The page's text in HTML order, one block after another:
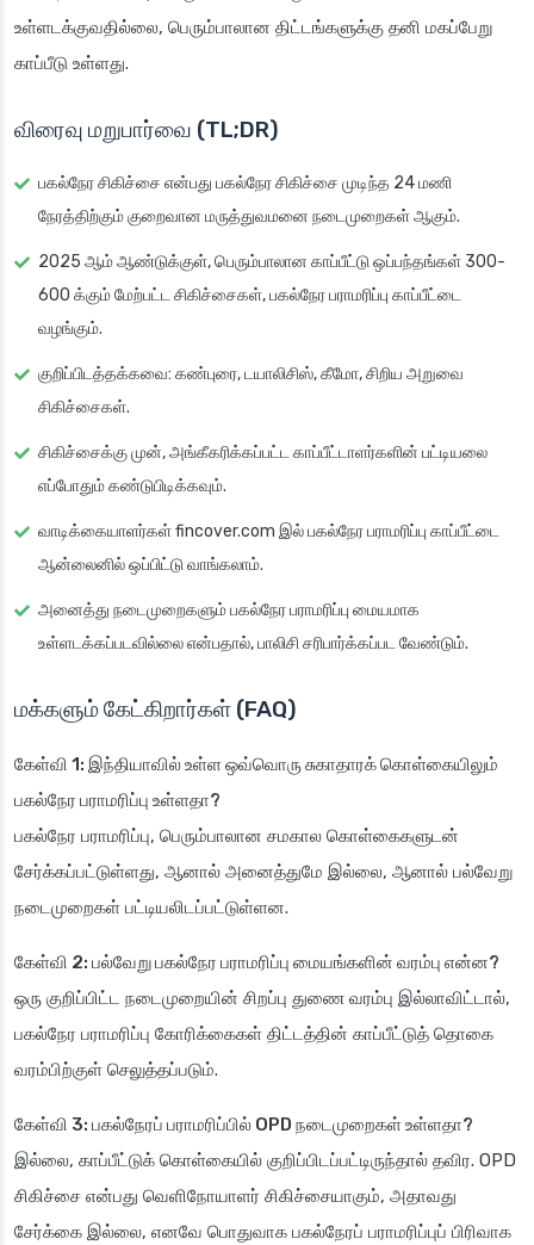
உள்ளடக்குவதில்லை, பெரும்பாலான திட்டங்களுக்கு தனி மகப்பேறு
காப்பீடு உள்ளது.
விரைவு மறுபார்வை (TL;DR)
பகல்நேர சிகிச்சை என்பது பகல்நேர சிகிச்சை முடிந்த 24 மணி
நேரத்திற்கும் குறைவான மருத்துவமனை நடைமுறைகள் ஆகும்.
2025 ஆம் ஆண்டுக்குள், பெரும்பாலான காப்பீட்டு ஒப்பந்தங்கள் 300-
600 க்கும் மேற்பட்ட சிகிச்சைகள், பகல்நேர பராமரிப்பு காப்பீட்டை
வழங்கும்.
குறிப்பிடத்தக்கவை: கண்புரை, டயாலிசிஸ், கீமோ, சிறிய அறுவை
சிகிச்சைகள்.
சிகிச்சைக்கு முன், அங்கீகரிக்கப்பட்ட காப்பீட்டாளர்களின் பட்டியலை
எப்போதும் கண்டுபிடிக்கவும்.
வாடிக்கையாளர்கள் fincover.com இல் பகல்நேர பராமரிப்பு காப்பீட்டை
ஆன்லைனில் ஒப்பிட்டு வாங்கலாம்.
அனைத்து நடைமுறைகளும் பகல்நேர பராமரிப்பு மையமாக
உள்ளடக்கப்படவில்லை என்பதால், பாலிசி சரிபார்க்கப்பட வேண்டும்.
மக்களும் கேட்கிறார்கள் (FAQ)
கேள்வி 1: இந்தியாவில் உள்ள ஒவ்வொரு சுகாதாரக் கொள்கையிலும்
பகல்நேர பராமரிப்பு உள்ளதா?
பகல்நேர பராமரிப்பு, பெரும்பாலான சமகால கொள்கைகளுடன்
சேர்க்கப்பட்டுள்ளது, ஆனால் அனைத்துமே இல்லை, ஆனால் பல்வேறு
நடைமுறைகள் பட்டியலிடப்பட்டுள்ளன.
கேள்வி 2: பல்வேறு பகல்நேர பராமரிப்பு மையங்களின் வரம்பு என்ன?
ஒரு குறிப்பிட்ட நடைமுறையின் சிறப்பு துணை வரம்பு இல்லாவிட்டால்,
பகல்நேர பராமரிப்பு கோரிக்கைகள் திட்டத்தின் காப்பீட்டுத் தொகை
வரம்பிற்குள் செலுத்தப்படும்.
கேள்வி 3: பகல்நேரப் பராமரிப்பில் OPD நடைமுறைகள் உள்ளதா?
இல்லை, காப்பீட்டுக் கொள்கையில் குறிப்பிடப்பட்டிருந்தால் தவிர. OPD
சிகிச்சை என்பது வெளிநோயாளர் சிகிச்சையாகும், அதாவது
சேர்க்கை இல்லை, எனவே பொதுவாக பகல்நேரப் பராமரிப்புப் பிரிவாக